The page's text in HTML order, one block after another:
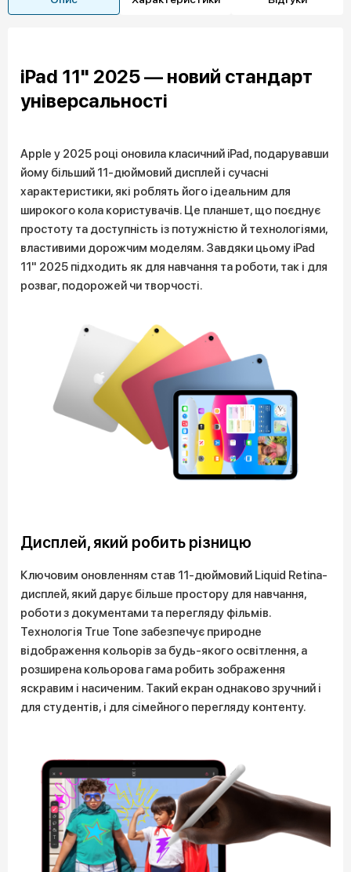
iPad 11" 2025 — новий стандарт
універсальності
Apple у 2025 році оновила класичний iPad, подарувавши
йому більший 11-дюймовий дисплей і сучасні
характеристики, які роблять його ідеальним для
широкого кола користувачів. Це планшет, що поєднує
простоту та доступність із потужністю й технологіями,
властивими дорожчим моделям. Завдяки цьому iPad
11" 2025 підходить як для навчання та роботи, так і для
розваг, подорожей чи творчості.
Дисплей, який робить різницю
Ключовим оновленням став 11-дюймовий Liquid Retina-
дисплей, який дарує більше простору для навчання,
роботи з документами та перегляду фільмів.
Технологія True Tone забезпечує природне
відображення кольорів за будь-якого освітлення, а
розширена кольорова гама робить зображення
яскравим і насиченим. Такий екран однаково зручний і
для студентів, і для сімейного перегляду контенту.